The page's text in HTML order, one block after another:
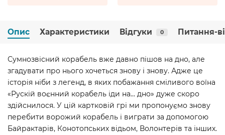
Опис Характеристики Відгуки 0 Питання-
Сумнозвісний корабель вже давно пішов на дно, але
згадувати про нього хочеться знову і знову. Адже це
історія ніби з легенд, в яких побажання сміливого воїна
«Рускій воєнний корабель іди на… дно» дуже скоро
здійснилося. У цій картковій грі ми пропонуємо знову
перебити ворожий корабель і виграти за допомогою
Байрактарів, Конотопських відьом, Волонтерів та інших.